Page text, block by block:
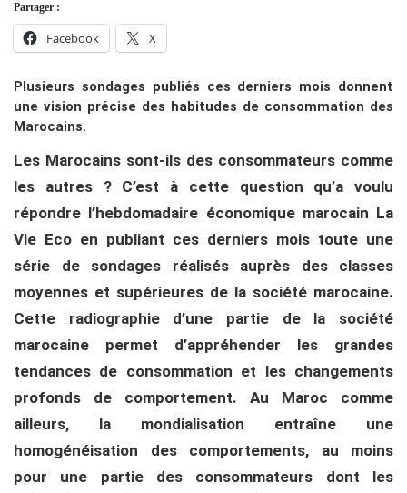
Partager :
Facebook X
Plusieurs sondages publiés ces derniers mois donnent
une vision précise des habitudes de consommation des
Marocains.
Les Marocains sont-ils des consommateurs comme
les autres ? C’est à cette question qu’a voulu
répondre l’hebdomadaire économique marocain La
Vie Eco en publiant ces derniers mois toute une
série de sondages réalisés auprès des classes
moyennes et supérieures de la société marocaine.
Cette radiographie d’une partie de la société
marocaine permet d’appréhender les grandes
tendances de consommation et les changements
profonds de comportement. Au Maroc comme
ailleurs, la mondialisation entraîne une
homogénéisation des comportements, au moins
pour une partie des consommateurs dont les